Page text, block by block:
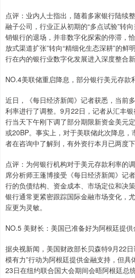
点评：业内人士指出，随着多家银行陆续
融子公司，行业正从初期的“多点试验”转
销银行的退场，并非数字化探索的停滞，
放式渠道扩张”转向“精细化生态深耕”的鲜
行在内的银行业数字化发展进入深度整合新
NO.4美联储重启降息，部分银行美元存款
近日，《每日经济新闻》记者获悉，当前
利率进行了调整。9月22日，记者从汇丰
行当天下午刚下调了部分期限新资金美元
或20BP。事实上，对于美联储此次降息
者在咨询中了解到，有外资行本月已两度下
点评：为何银行机构对于美元存款利率的
席分析师王蓬博接受《每日经济新闻》记
行的负债结构、资金成本、市场定位和决
银行通常更紧密跟踪国际金融市场变化，
应更为灵敏。
NO.5 美财长：美国已准备好为阿根廷提
据央视新闻，美国财政部长贝森特9月22
模有力”行动为阿根廷提供金融支持，但
23日在纽约联合国大会期间会晤阿根廷总